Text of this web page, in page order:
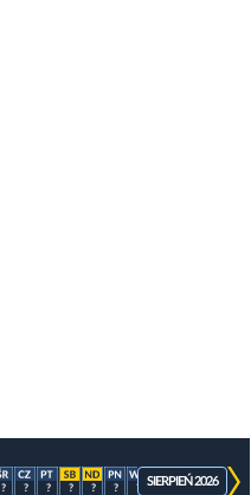
? ? ? ? ? ? ? ? ? ?
SIERPIEŃ 2026